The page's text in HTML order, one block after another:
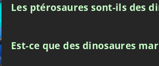
Les ptérosaures sont-ils des
Est-ce que des dinosaures